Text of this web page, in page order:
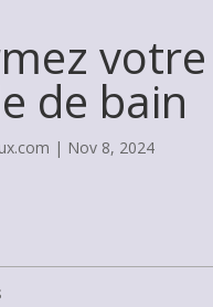
de bain
| Nov 8, 2024